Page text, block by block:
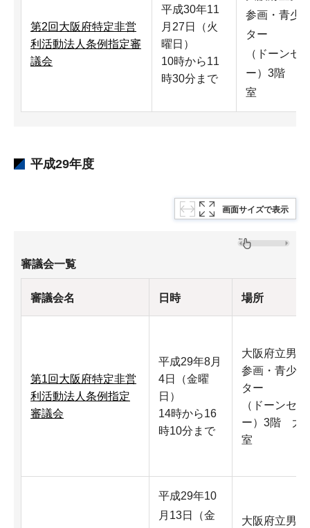
第2回大阪府特定非営
利活動法人条例指定審
議会
平成30年11
月27日（火
曜日）
10時から11
時30分まで
参画・青少
ター
（ドーンセ
ー）3階 大
室
平成29年度
画面サイズで表示
審議会一覧
審議会名 日時 場所
第1回大阪府特定非営
利活動法人条例指定
審議会
平成29年8月
4日（金曜
日）
14時から16
時10分まで
大阪府立男
参画・青少
ター
（ドーンセ
ー）3階 大
室
平成29年10
月13日（金
大阪府立男